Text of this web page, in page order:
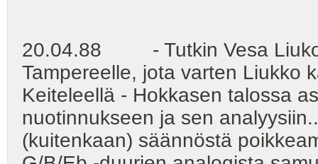
20.04.88 - Tutkin Vesa
Tampereelle, jota varten Liukko
Keiteleellä - Hokkasen talossa
nuotinnukseen ja sen
(kuitenkaan) säännöstä